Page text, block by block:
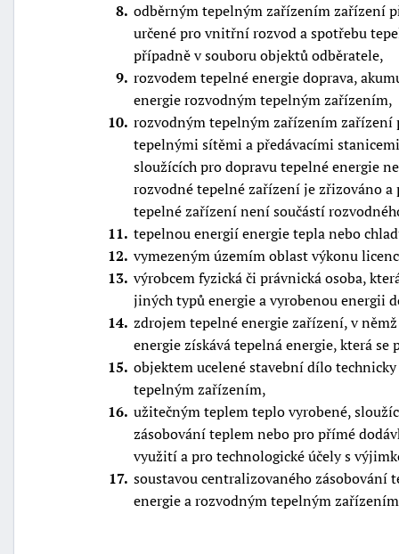
8 odběrným tepelným zařízením zařízení
určené pro vnitřní rozvod a spotřebu
případně v souboru objektů odběratele,
9 rozvodem tepelné energie doprava,
energie rozvodným tepelným zařízením,
10 rozvodným tepelným zařízením zařízení
tepelnými sítěmi a předávacími
sloužících pro dopravu tepelné energie
rozvodné tepelné zařízení je zřizováno
tepelné zařízení není součástí
11 tepelnou energií energie tepla nebo
12 vymezeným územím oblast výkonu
13 výrobcem fyzická či právnická osoba,
jiných typů energie a vyrobenou energii
14 zdrojem tepelné energie zařízení, v
energie získává tepelná energie, která se
15 objektem ucelené stavební dílo
tepelným zařízením,
16 užitečným teplem teplo vyrobené,
zásobování teplem nebo pro přímé
využití a pro technologické účely s
17 soustavou centralizovaného zásobování
energie a rozvodným tepelným